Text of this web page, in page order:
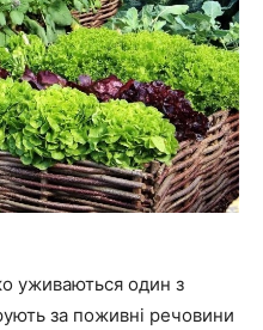
уживаються один з
за поживні речовини